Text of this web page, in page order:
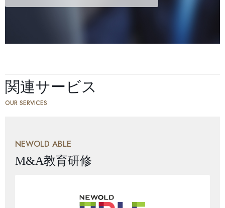
関連サービス
OUR SERVICES
NEWOLD ABLE
M&A教育研修